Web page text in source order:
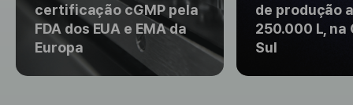
certificação cGMP pela
FDA dos EUA e EMA da
Europa
de produção
250.000 L, na
Sul